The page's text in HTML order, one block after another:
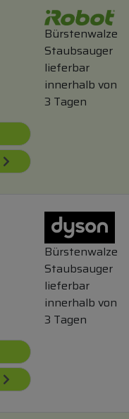
Bürstenwalze
Staubsauger
lieferbar
innerhalb von
3 Tagen
Bürstenwalze
Staubsauger
lieferbar
innerhalb von
3 Tagen